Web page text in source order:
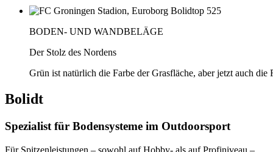
BODEN- UND WANDBELÄGE
Der Stolz des Nordens
Grün ist natürlich die Farbe der Grasfläche, aber jetzt auch
Bolidt
Spezialist für Bodensysteme im Outdoorsport
Für Spitzenleistungen – sowohl auf Hobby- als auf Profiniveau –